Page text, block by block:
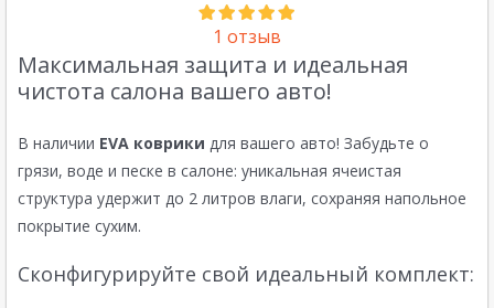
1 отзыв
Максимальная защита и идеальная
чистота салона вашего авто!
В наличии EVA коврики для вашего авто! Забудьте о
грязи, воде и песке в салоне: уникальная ячеистая
структура удержит до 2 литров влаги, сохраняя напольное
покрытие сухим.
Сконфигурируйте свой идеальный комплект: